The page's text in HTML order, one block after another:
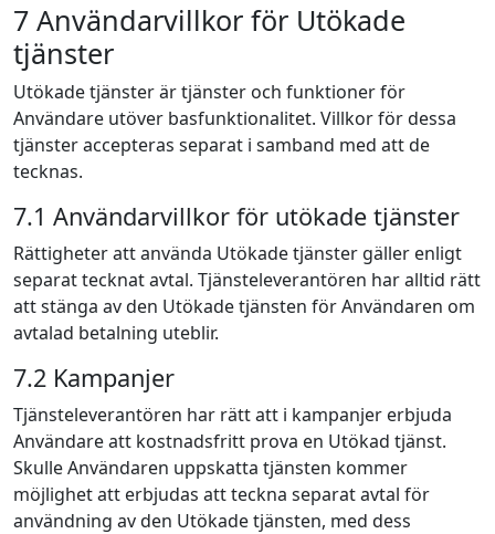
7 Användarvillkor för Utökade
tjänster
Utökade tjänster är tjänster och funktioner för
Användare utöver basfunktionalitet. Villkor för dessa
tjänster accepteras separat i samband med att de
tecknas.
7.1 Användarvillkor för utökade tjänster
Rättigheter att använda Utökade tjänster gäller enligt
separat tecknat avtal. Tjänsteleverantören har alltid rätt
att stänga av den Utökade tjänsten för Användaren om
avtalad betalning uteblir.
7.2 Kampanjer
Tjänsteleverantören har rätt att i kampanjer erbjuda
Användare att kostnadsfritt prova en Utökad tjänst.
Skulle Användaren uppskatta tjänsten kommer
möjlighet att erbjudas att teckna separat avtal för
användning av den Utökade tjänsten, med dess